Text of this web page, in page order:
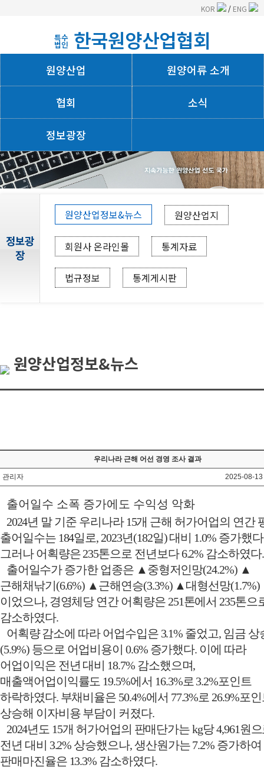
KOR / ENG
특수
법인 한국원양산업협회
원양산업 원양어류 소개
협회 소식
정보광장
정보광
장
원양산업정보&뉴스 원양산업지
회원사 온라인몰 통계자료
법규정보 통계게시판
원양산업정보&뉴스
우리나라 근해 어선 경영 조사 결과
관리자 2025-08-
출어일수 소폭 증가에도 수익성 악화
2024년 말 기준 우리나라15개 근해 허가어업의 연간
출어일수는 184일로, 2023년(182일)대비 1.0% 증가했다
그러나 어획량은235톤으로 전년보다6.2% 감소하였다.
출어일수가 증가한 업종은 ▲ 중형저인망(24.2%) ▲
근해채낚기 (6.6%) ▲ 근해연승(3.3%) ▲ 대형선망(1.7%)
이었으나, 경영체당 연간 어획량은 251톤에서 235톤으
감소하였다.
어획량 감소에 따라 어업수입은 3.1% 줄었고, 임금 상
(5.9%) 등으로 어업비용이 0.6% 증가했다. 이에 따라
어업이익은 전년 대비 18.7% 감소했으며,
매출액어업이익률도 19.5%에서 16.3%로 3.2%포인트
하락하였다. 부채비율은 50.4%에서 77.3%로 26.9%포인
상승해 이자비용 부담이 커졌다.
2024년도 15개 허가어업의 판매단가는kg당4,961원
전년 대비 3.2% 상승했으나,생산원가는7.2% 증가하여
판매마진율은 13.3% 감소하였다.